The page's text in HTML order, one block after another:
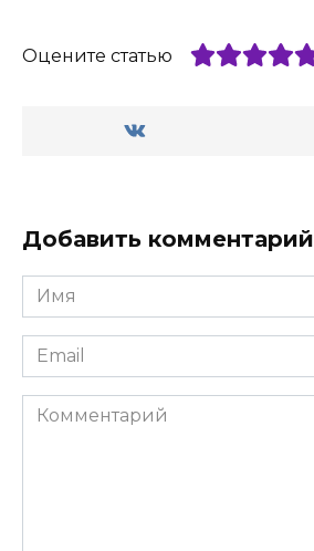
Оцените статью
Добавить комментарий
Имя
*
Email
*
Комментарий